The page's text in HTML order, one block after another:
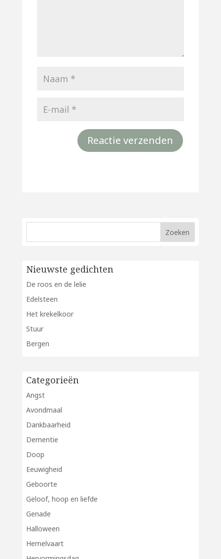
Nieuwste gedichten
De roos en de lelie
Edelsteen
Het krekelkoor
Stuur
Bergen
Categorieën
Angst
Avondmaal
Dankbaarheid
Dementie
Doop
Eeuwigheid
Geboorte
Geloof, hoop en liefde
Genade
Halloween
Hemelvaart